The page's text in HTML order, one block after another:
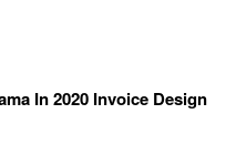
In 2020 Invoice Design